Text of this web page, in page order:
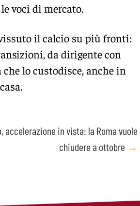
voci di mercato.
il calcio su più fronti:
da dirigente con
che lo custodisce, anche in
accelerazione in vista: la Roma vuole
chiudere a ottobre →